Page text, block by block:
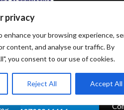
privacy
enhance your browsing experience,
content, and analyse our traffic. By
you consent to our use of cookies.
Reject All Accept All
7
7